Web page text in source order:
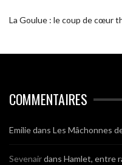
La Goulue : le coup de cœur
COMMENTAIRES
Emiliedans Les Mâchonnes
Sevenairdans Hamlet, entre